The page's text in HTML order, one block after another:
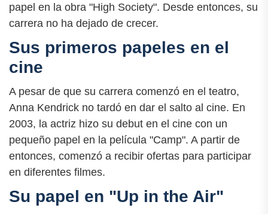
papel en la obra "High Society". Desde entonces, su
carrera no ha dejado de crecer.
Sus primeros papeles en el
cine
A pesar de que su carrera comenzó en el teatro,
Anna Kendrick no tardó en dar el salto al cine. En
2003, la actriz hizo su debut en el cine con un
pequeño papel en la película "Camp". A partir de
entonces, comenzó a recibir ofertas para participar
en diferentes filmes.
Su papel en "Up in the Air"